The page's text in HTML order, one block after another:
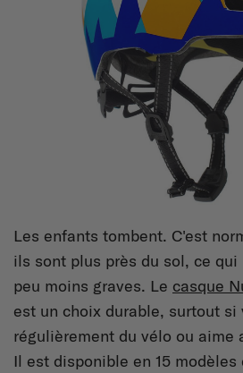
Les enfants tombent. C'est
ils sont plus près du sol, ce qui
peu moins graves. Le casque
est un choix durable, surtout
régulièrement du vélo ou aime
Il est disponible en 15